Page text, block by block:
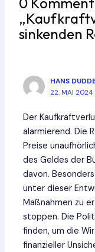
sinkenden
HANS
22. MAI 2024
Der
alarmierend. Die
Preise
des Geldes der
davon.
unter dieser
Maßnahmen zu
stoppen. Die
finden, um die
finanzieller